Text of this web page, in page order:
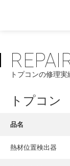
フィロソフィー
トプコンの修理実
トプコン
品名
熱材位置検出器